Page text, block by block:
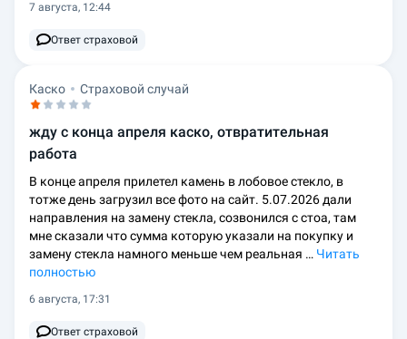
7 августа, 12:44
Ответ страховой
Каско Страховой случай
жду с конца апреля каско, отвратительная
работа
В конце апреля прилетел камень в лобовое стекло, в
тотже день загрузил все фото на сайт. 5.07.2026 дали
направления на замену стекла, созвонился с стоа, там
мне сказали что сумма которую указали на покупку и
замену стекла намного меньше чем реальная … Читать
полностью
6 августа, 17:31
Ответ страховой